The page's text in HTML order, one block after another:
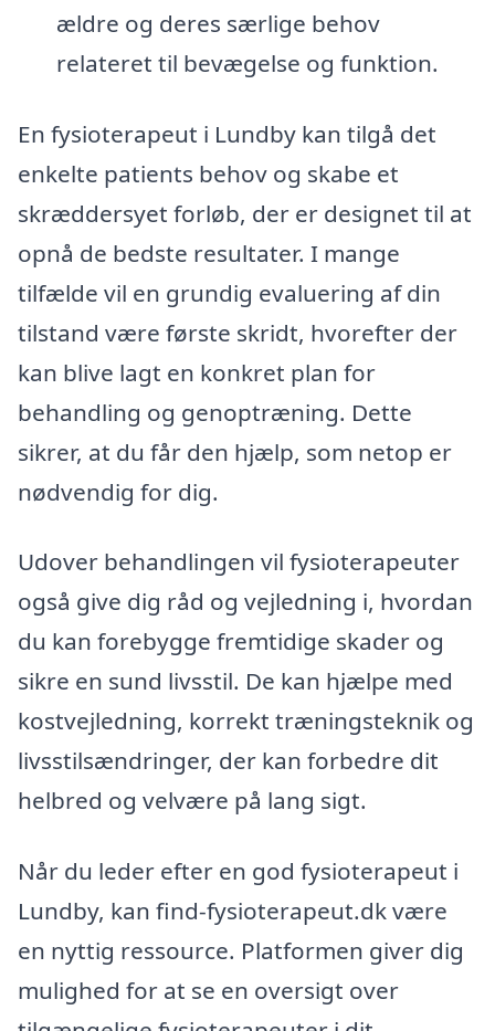
ældre og deres særlige behov
relateret til bevægelse og funktion.
En fysioterapeut i Lundby kan tilgå det
enkelte patients behov og skabe et
skræddersyet forløb, der er designet til at
opnå de bedste resultater. I mange
tilfælde vil en grundig evaluering af din
tilstand være første skridt, hvorefter der
kan blive lagt en konkret plan for
behandling og genoptræning. Dette
sikrer, at du får den hjælp, som netop er
nødvendig for dig.
Udover behandlingen vil fysioterapeuter
også give dig råd og vejledning i, hvordan
du kan forebygge fremtidige skader og
sikre en sund livsstil. De kan hjælpe med
kostvejledning, korrekt træningsteknik og
livsstilsændringer, der kan forbedre dit
helbred og velvære på lang sigt.
Når du leder efter en god fysioterapeut i
Lundby, kan find-fysioterapeut.dk være
en nyttig ressource. Platformen giver dig
mulighed for at se en oversigt over